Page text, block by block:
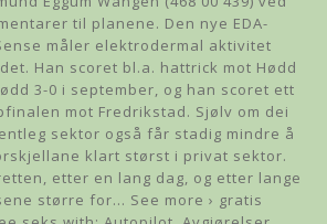
til planene. Den nye EDA-
måler elektrodermal aktivitet
Han scoret bl.a. hattrick mot Hødd
3-0 i september, og han scoret ett
mot Fredrikstad. Sjølv om dei
sektor også får stadig mindre å
klart størst i privat sektor.
etter en lang dag, og etter lange
større for… See more › gratis